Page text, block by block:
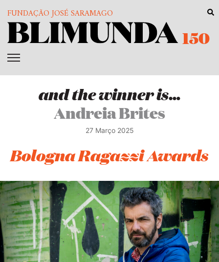
FUNDAÇÃO JOSÉ SARAMAGO
150
and the winner is…
Andreia Brites
27 Março 2025
Bologna Ragazzi Awards